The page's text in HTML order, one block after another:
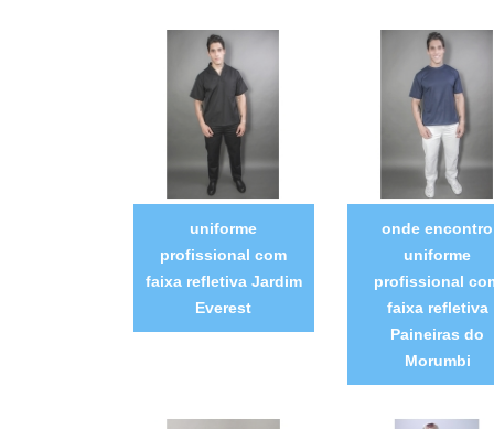
uniforme
profissional com
faixa refletiva Jardim
Everest
onde encontro
uniforme
profissional
faixa refletiva
Paineiras do
Morumbi